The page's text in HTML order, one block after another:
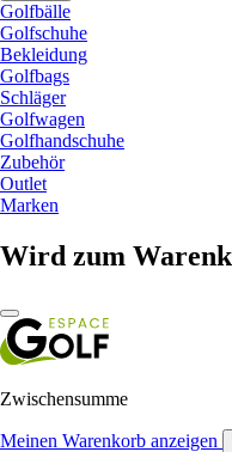
Golfbälle
Golfschuhe
Bekleidung
Golfbags
Schläger
Golfwagen
Golfhandschuhe
Zubehör
Outlet
Marken
Wird zum
Zwischensumme
Meinen Warenkorb anzeigen